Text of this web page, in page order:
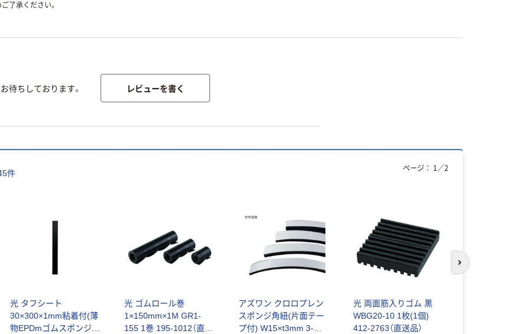
了承ください。
待ちしております。 レビューを書く
件
光 タフシート
30×300×1mm粘着付(薄
物EPDmゴムスポンジシ
光 ゴムロール巻
1×150mm×1M GR1-
155 1巻 195-1012（直送
アズワン クロロプレン
スポンジ角紐(片面テー
プ付) W15×t3mm 3-
光 両面筋入りゴム 黒
WBG20-10 1枚(1個)
412-2763（直送品）
ページ： 1 ／2
次のスライド